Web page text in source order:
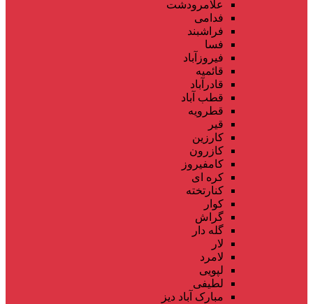
علامرودشت
فدامی
فراشبند
فسا
فیروزآباد
قائمیه
قادرآباد
قطب آباد
قطرویه
قیر
کارزین
کازرون
کامفیروز
کره ای
کنارتخته
کوار
گراش
گله دار
لار
لامرد
لپویی
لطیفی
مبارک آباد دیز